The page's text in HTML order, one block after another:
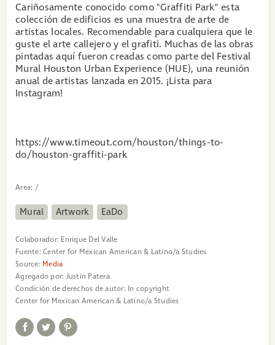
Cariñosamente conocido como "Graffiti Park" esta
colección de edificios es una muestra de arte de
artistas locales. Recomendable para cualquiera que le
guste el arte callejero y el grafiti. Muchas de las obras
pintadas aquí fueron creadas como parte del Festival
Mural Houston Urban Experience (HUE), una reunión
anual de artistas lanzada en 2015. ¡Lista para
Instagram!
https://www.timeout.com/houston/things-to-
do/houston-graffiti-park
Area: /
Mural Artwork EaDo
Colaborador: Enrique Del Valle
Fuente: Center for Mexican American & Latino/a Studies
Source: Media
Agregado por: Justin Patera
Condición de derechos de autor: In copyright
Center for Mexican American & Latino/a Studies